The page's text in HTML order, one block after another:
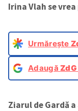
Irina Vlah se
Urmărește
AdaugăZdG
Ziarul de Gardă